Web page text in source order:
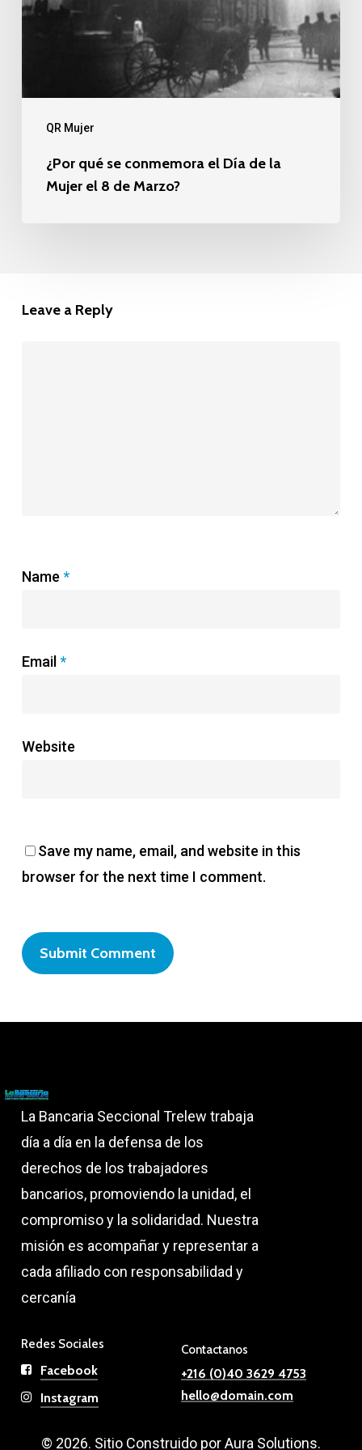
QR Mujer
¿Por qué se conmemora el Día de la
Mujer el 8 de Marzo?
Leave a Reply
Name *
Email *
Website
Save my name, email, and website in this
browser for the next time I comment.
La Bancaria Seccional Trelew trabaja
día a día en la defensa de los
derechos de los trabajadores
bancarios, promoviendo la unidad, el
compromiso y la solidaridad. Nuestra
misión es acompañar y representar a
cada afiliado con responsabilidad y
cercanía
Redes Sociales
Facebook
Instagram
Contactanos
+216 (0)40 3629 4753
hello@domain.com
© 2026. Sitio Construido por Aura Solutions.